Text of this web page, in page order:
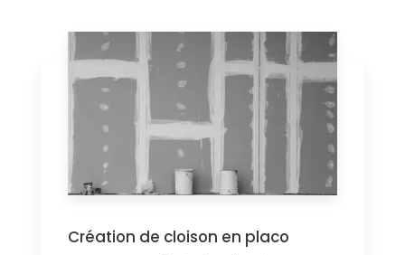
Création de cloison en placo